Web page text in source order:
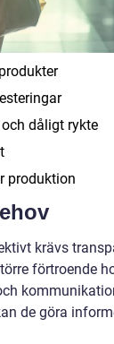
dåligt rykte
produktion
krävs
förtroende
de göra